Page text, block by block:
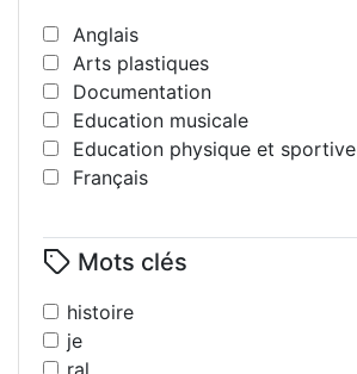
Anglais
Arts plastiques
Documentation
Education musicale
Education physique et sportive
Français
Histoire
Interdisciplinaire
Lettres modernes
Littérature
Mots clés
histoire
je
ral